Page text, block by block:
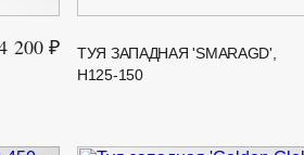
200 ₽
ТУЯ ЗАПАДНАЯ 'SMARAGD',
H125-150